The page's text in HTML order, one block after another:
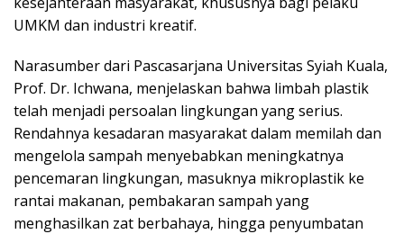
UMKM dan industri kreatif.
Narasumber dari Pascasarjana Universitas Syiah Kuala,
Prof. Dr. Ichwana, menjelaskan bahwa limbah plastik
telah menjadi persoalan lingkungan yang serius.
Rendahnya kesadaran masyarakat dalam memilah dan
mengelola sampah menyebabkan meningkatnya
pencemaran lingkungan, masuknya mikroplastik ke
rantai makanan, pembakaran sampah yang
menghasilkan zat berbahaya, hingga penyumbatan